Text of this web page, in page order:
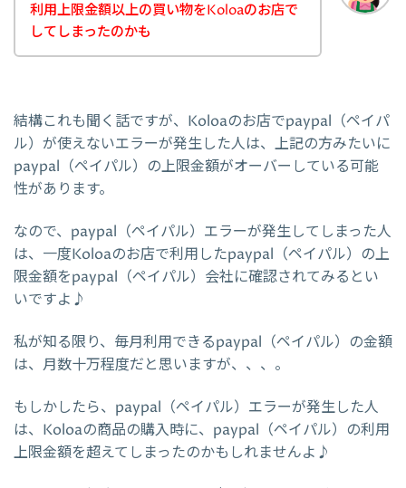
利用上限金額以上の買い物をKoloaのお店で
してしまったのかも
結構これも聞く話ですが、Koloaのお店でpaypal（ペイパ
ル）が使えないエラーが発生した人は、上記の方みたいに
paypal（ペイパル）の上限金額がオーバーしている可能
性があります。
なので、paypal（ペイパル）エラーが発生してしまった人
は、一度Koloaのお店で利用したpaypal（ペイパル）の上
限金額をpaypal（ペイパル）会社に確認されてみるとい
いですよ♪
私が知る限り、毎月利用できるpaypal（ペイパル）の金額
は、月数十万程度だと思いますが、、、。
もしかしたら、paypal（ペイパル）エラーが発生した人
は、Koloaの商品の購入時に、paypal（ペイパル）の利用
上限金額を超えてしまったのかもしれませんよ♪